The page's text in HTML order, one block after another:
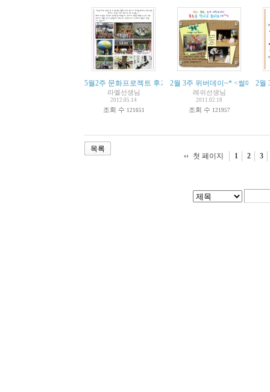
5월2주 문화프로젝트 후기 <서대문 자연사 박물관 & 덕수
라엘선생님
2012.05.14
조회 수 121651
2월 3주 위버데이~* <썰매장
레쉬선생님
2011.02.18
조회 수 121957
2월
목록
첫 페이지
1 2 3